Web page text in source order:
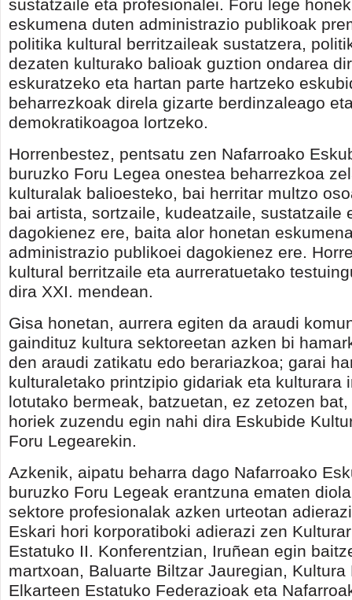
sustatzaile eta profesionalei. Foru lege
eskumena duten administrazio publikoak
politika kultural berritzaileak sustatzera,
dezaten kulturako balioak guztion ondarea
eskuratzeko eta hartan parte hartzeko
beharrezkoak direla gizarte berdinzaleago
demokratikoagoa lortzeko.
Horrenbestez, pentsatu zen Nafarroako
buruzko Foru Legea onestea beharrezkoa
kulturalak balioesteko, bai herritar multzo
bai artista, sortzaile, kudeatzaile, sustatzaile
dagokienez ere, baita alor honetan
administrazio publikoei dagokienez ere.
kultural berritzaile eta aurreratuetako
dira XXI. mendean.
Gisa honetan, aurrera egiten da araudi
gaindituz kultura sektoreetan azken bi
den araudi zatikatu edo berariazkoa; garai
kulturaletako printzipio gidariak eta kulturara
lotutako bermeak, batzuetan, ez zetozen
horiek zuzendu egin nahi dira Eskubide
Foru Legearekin.
Azkenik, aipatu beharra dago Nafarroako
buruzko Foru Legeak erantzuna ematen
sektore profesionalak azken urteotan
Eskari hori korporatiboki adierazi zen
Estatuko II. Konferentzian, Iruñean egin
martxoan, Baluarte Biltzar Jauregian, Kultura
Elkarteen Estatuko Federazioak eta